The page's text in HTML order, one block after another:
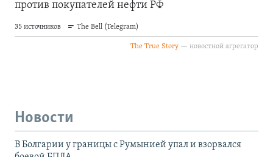
Новости
В Болгарии у границы с Румынией упал и взорвался